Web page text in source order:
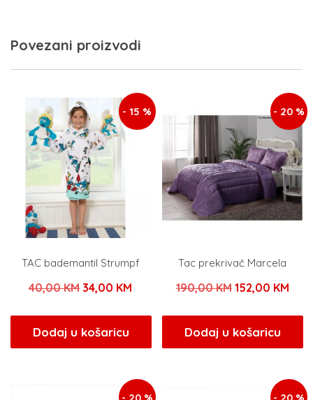
Povezani proizvodi
- 15 %
TAC bademantil Strumpf
40,00KM Izvorna
bila
je:
34,00 KM Trenutna
34,00 KM.
Dodaj u košaricu
- 20 %
Tac prekrivač Marcela
190,00KM Izvorna
bila
je:
152,00 KM
Dodaj u košaricu
- 20 % - 20 %